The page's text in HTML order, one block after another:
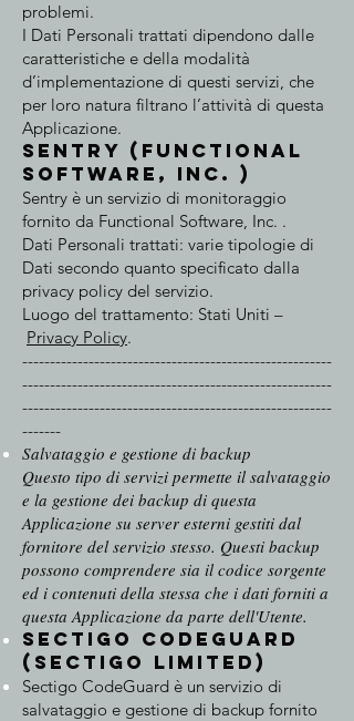
problemi.
I Dati Personali trattati dipendono dalle
caratteristiche e della modalità
d’implementazione di questi servizi, che
per loro natura filtrano l’attività di questa
Applicazione.
Sentry (Functional
Software, Inc. )
Sentry è un servizio di monitoraggio
fornito da Functional Software, Inc. .
Dati Personali trattati: varie tipologie di
Dati secondo quanto specificato dalla
privacy policy del servizio.
Luogo del trattamento: Stati Uniti –
Privacy Policy.
--------------------------------------------------------
--------------------------------------------------------
--------------------------------------------------------
-------​
Salvataggio e gestione di backup
Questo tipo di servizi permette il salvataggio
e la gestione dei backup di questa
Applicazione su server esterni gestiti dal
fornitore del servizio stesso. Questi backup
possono comprendere sia il codice sorgente
ed i contenuti della stessa che i dati forniti a
questa Applicazione da parte dell'Utente.
Sectigo CodeGuard
(Sectigo Limited)
Sectigo CodeGuard è un servizio di
salvataggio e gestione di backup fornito